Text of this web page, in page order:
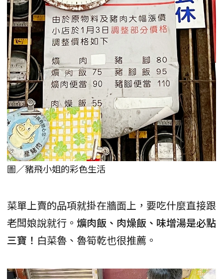
圖／豬飛小姐的彩色生活
菜單上賣的品項就掛在牆面上，要吃什麼直接跟
老闆娘說就行。 爌肉飯、肉燥飯、味增湯是必點
三寶！ 白菜魯、魯筍乾也很推薦。